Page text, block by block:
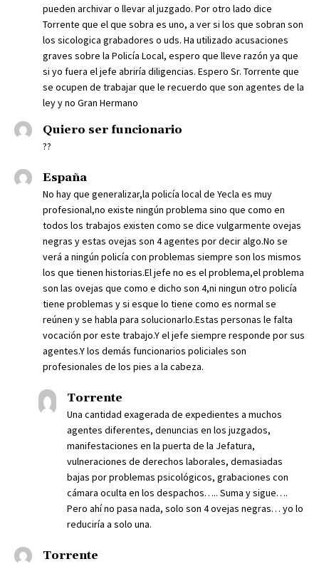
pueden archivar o llevar al juzgado. Por otro lado dice
Torrente que el que sobra es uno, a ver si los que sobran son
los sicologica grabadores o uds. Ha utilizado acusaciones
graves sobre la Policía Local, espero que lleve razón ya que
si yo fuera el jefe abriría diligencias. Espero Sr. Torrente que
se ocupen de trabajar que le recuerdo que son agentes de la
ley y no Gran Hermano
Quiero ser funcionario
??
España
No hay que generalizar,la policía local de Yecla es muy
profesional,no existe ningún problema sino que como en
todos los trabajos existen como se dice vulgarmente ovejas
negras y estas ovejas son 4 agentes por decir algo.No se
verá a ningún policía con problemas siempre son los mismos
los que tienen historias.El jefe no es el problema,el problema
son las ovejas que como e dicho son 4,ni ningun otro policía
tiene problemas y si esque lo tiene como es normal se
reúnen y se habla para solucionarlo.Estas personas le falta
vocación por este trabajo.Y el jefe siempre responde por sus
agentes.Y los demás funcionarios policiales son
profesionales de los pies a la cabeza.
Torrente
Una cantidad exagerada de expedientes a muchos
agentes diferentes, denuncias en los juzgados,
manifestaciones en la puerta de la Jefatura,
vulneraciones de derechos laborales, demasiadas
bajas por problemas psicológicos, grabaciones con
cámara oculta en los despachos….. Suma y sigue….
Pero ahí no pasa nada, solo son 4 ovejas negras… yo lo
reduciría a solo una.
Torrente